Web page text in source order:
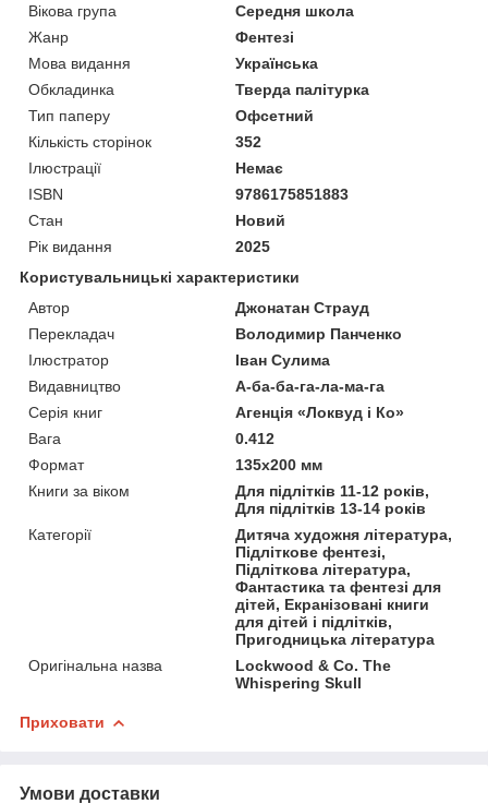
Вікова група
Середня школа
Жанр
Фентезі
Мова видання
Українська
Обкладинка
Тверда палітурка
Тип паперу
Офсетний
Кількість сторінок
352
Ілюстрації
Немає
ISBN
9786175851883
Стан
Новий
Рік видання
2025
Користувальницькі характеристики
Автор
Джонатан Страуд
Перекладач
Володимир Панченко
Ілюстратор
Іван Сулима
Видавництво
А-ба-ба-га-ла-ма-га
Серія книг
Агенція «Локвуд і Ко»
Вага
0.412
Формат
135х200 мм
Книги за віком
Для підлітків 11-12 років,
Для підлітків 13-14 років
Категорії
Дитяча художня література,
Підліткове фентезі,
Підліткова література,
Фантастика та фентезі для
дітей, Екранізовані книги
для дітей і підлітків,
Пригодницька література
Оригінальна назва
Lockwood & Co. The
Whispering Skull
Приховати
Умови доставки